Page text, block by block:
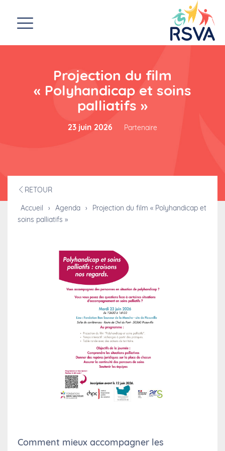
Projection du film
« Polyhandicap et soins
palliatifs »
23 juin 2026 Partenaire
RETOUR
Accueil
› Agenda ›
Projection du film « Polyhandicap et
soins palliatifs »
Comment mieux accompagner les